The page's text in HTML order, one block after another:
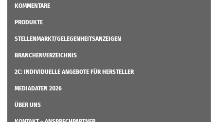
KOMMENTARE
PRODUKTE
STELLENMARKT/GELEGENHEITSANZEIGEN
BRANCHENVERZEICHNIS
2C: INDIVIDUELLE ANGEBOTE FÜR HERSTELLER
MEDIADATEN 2026
ÜBER UNS